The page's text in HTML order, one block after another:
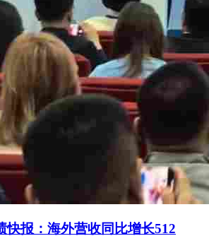
快报：海外营收同比增长512